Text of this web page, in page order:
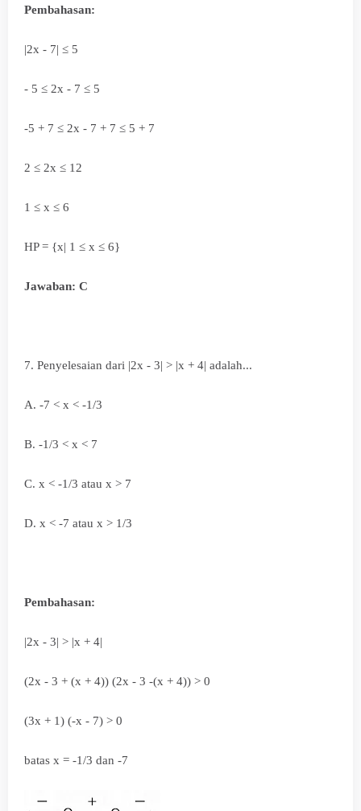
Pembahasan:
|2x - 7| ≤ 5
- 5 ≤ 2x - 7 ≤ 5
-5 + 7 ≤ 2x - 7 + 7 ≤ 5 + 7
2 ≤ 2x ≤ 12
1 ≤ x ≤ 6
HP = {x| 1 ≤ x ≤ 6}
Jawaban: C
7. Penyelesaian dari |2x - 3| > |x + 4| adalah...
A. -7 < x < -1/3
B. -1/3 < x < 7
C. x < -1/3 atau x > 7
D. x < -7 atau x > 1/3
Pembahasan:
|2x - 3| > |x + 4|
(2x - 3 + (x + 4)) (2x - 3 -(x + 4)) > 0
(3x + 1) (-x - 7) > 0
batas x = -1/3 dan -7